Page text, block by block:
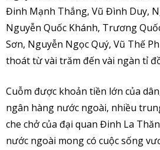
Đinh Mạnh Thắng, Vũ Đình Duy,
Nguyễn Quốc Khánh, Trương
Sơn, Nguyễn Ngọc Quý, Vũ Thế
thoát từ vài trăm đến vài ngàn tỉ
Cuỗm được khoản tiền lớn của
ngân hàng nước ngoài, nhiều
che chở của đại quan Đinh La
nước ngoài mong có cuộc sống